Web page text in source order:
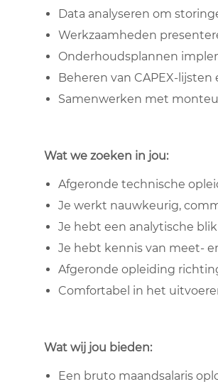
Data analyseren om
Werkzaamheden
Onderhoudsplannen
Beheren van CAPEX-lijsten
Samenwerken met
Wat we zoeken in jou:
Afgeronde technische
Je werkt nauwkeurig,
Je hebt een analytische
Je hebt kennis van meet-
Afgeronde opleiding
Comfortabel in het
Wat wij jou bieden:
Een bruto maandsalaris